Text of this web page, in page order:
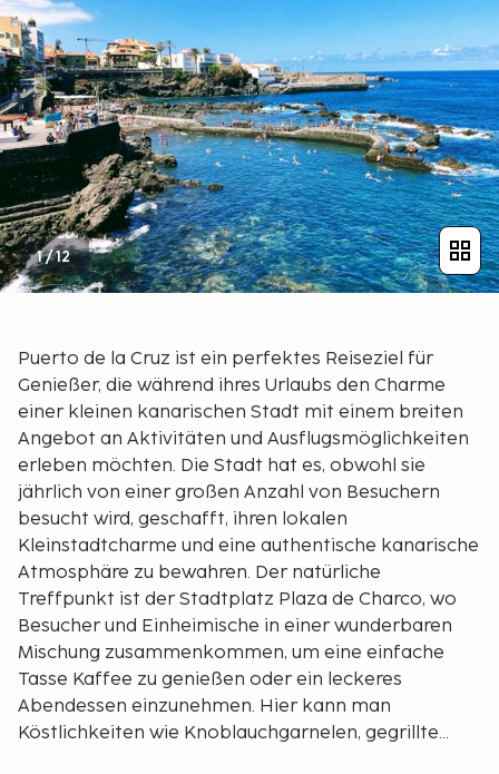
1/12
Puerto de la Cruz ist ein perfektes Reiseziel für
Genießer, die während ihres Urlaubs den Charme
einer kleinen kanarischen Stadt mit einem breiten
Angebot an Aktivitäten und Ausflugsmöglichkeiten
erleben möchten. Die Stadt hat es, obwohl sie
jährlich von einer großen Anzahl von Besuchern
besucht wird, geschafft, ihren lokalen
Kleinstadtcharme und eine authentische kanarische
Atmosphäre zu bewahren. Der natürliche
Treffpunkt ist der Stadtplatz Plaza de Charco, wo
Besucher und Einheimische in einer wunderbaren
Mischung zusammenkommen, um eine einfache
Tasse Kaffee zu genießen oder ein leckeres
Abendessen einzunehmen. Hier kann man
Köstlichkeiten wie Knoblauchgarnelen, gegrillte